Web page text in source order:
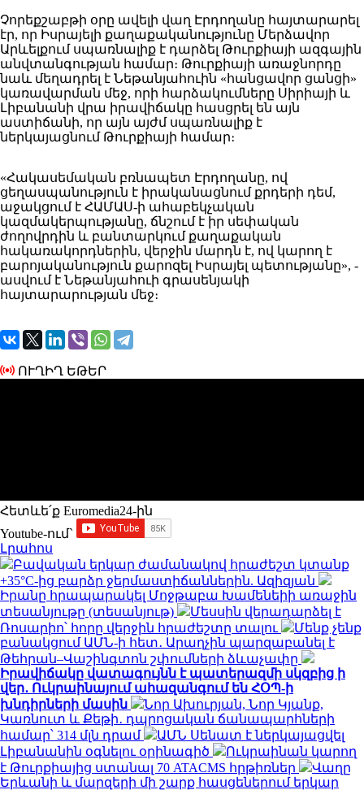
Չորեքշաբթի օրը ավելի վաղ Էրդողանը հայտարարել
էր, որ Իսրայելի քաղաքականությունը Մերձավոր
Արևելքում սպառնալիք է դարձել Թուրքիայի ազգային
անվտանգության համար։ Թուրքիայի առաջնորդը
նաև մեղադրել է Նեթանյահուին «հանցավոր ցանցի»
կառավարման մեջ, որի հարձակումները Սիրիայի և
Լիբանանի վրա իրավիճակը հասցրել են այն
աստիճանի, որ այն այժմ սպառնալիք է
ներկայացնում Թուրքիայի համար։
«Հակասեմական բռնապետ Էրդողանը, ով
ցեղասպանություն է իրականացնում քրդերի դեմ,
աջակցում է ՀԱՄԱՍ-ի ահաբեկչական
կազմակերպությանը, ճնշում է իր սեփական
ժողովրդին և բանտարկում քաղաքական
հակառակորդներին, վերջին մարդն է, ով կարող է
բարոյականություն քարոզել Իսրայել պետությանը», -
ասվում է Նեթանյահուի գրասենյակի
հայտարարության մեջ։
ՈՒՂԻՂ ԵԹԵՐ
Հետևե՛ք Euromedia24-ին
Youtube-ում`
Լրահոս
Բավական երկար ժամանակով հրաժեշտ կտանք
+35°C-ից բարձր ջերմաստիճաններին. Ազիզյան
Իրանը հրապարակել Մոջթաբա Խամենեիի առաջին
տեսանյութը (տեսանյութ)
Մեսսին վերադարձել է
Ռոսարիո՝ հորը վերջին հրաժեշտը տալու
Մենք չենք
բանակցում ԱՄՆ-ի հետ․ Արաղչին պարզաբանել է
Թեհրան–Վաշինգտոն շփումների ձևաչափը
Իրավիճակը վատագույնն է պատերազմի սկզբից ի
վեր․ Ուկրաինայում ահազանգում են ՀՕՊ-ի
խնդիրների մասին
Նոր Ախուրյան, Նոր Կյանք,
Կառնուտ և Քեթի․ դպրոցական ճանապարհների
համար՝ 314 մլն դրամ
ԱՄՆ Սենատ է ներկայացվել
Լիբանանին օգնելու օրինագիծ
Ուկրաինան կարող
է Թուրքիայից ստանալ 70 ATACMS հրթիռներ
Վաղը
Երևանի և մարզերի մի շարք հասցեներում երկար